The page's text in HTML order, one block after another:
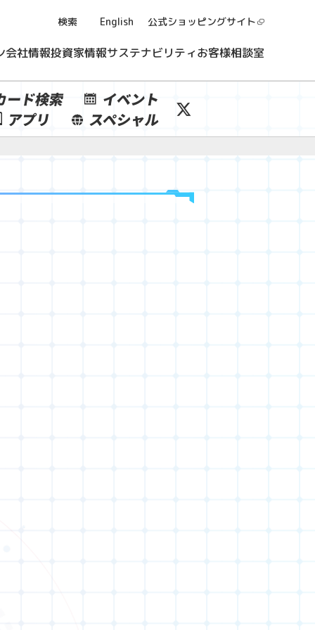
検索 English 公式ショッピングサイト
会社情報投資家情報サステナビリティお客様相談室
ード検索
イベント
アプリ
スペシャル